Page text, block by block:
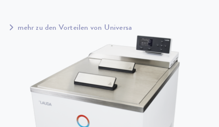
mehr zu den Vorteilen von Universa